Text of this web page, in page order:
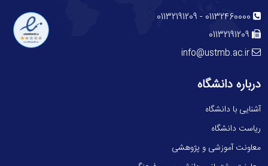
01132460000
-
01132191209
01132191209
info@ustmb.ac.ir
درباره دانشگاه
آشنایی با دانشگاه
ریاست دانشگاه
معاونت آموزشی و پژوهشی